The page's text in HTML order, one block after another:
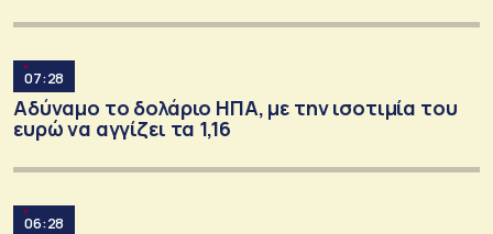
07:28
Αδύναμο το δολάριο ΗΠΑ, με την ισοτιμία του
ευρώ να αγγίζει τα 1,16
06:28